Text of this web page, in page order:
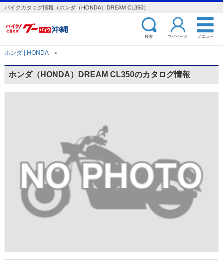
バイクカタログ情報（ホンダ（HONDA）DREAM CL350）
検索 マイページ メニュー
ホンダ | HONDA ＞
ホンダ（HONDA）DREAM CL350のカタログ情報